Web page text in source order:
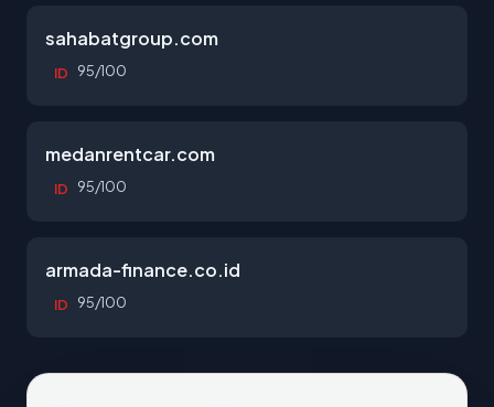
sahabatgroup.com
ID 95/100
medanrentcar.com
ID 95/100
armada-finance.co.id
ID 95/100